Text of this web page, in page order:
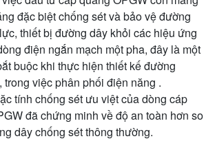
đặc biệt chống sét và bảo vệ đường
thiết bị đường dây khỏi các hiệu ứng
điện ngắn mạch một pha, đây là một
buộc khi thực hiện thiết kế đường
trong việc phân phối điện năng .
tính chống sét ưu việt của dòng cáp
đã chứng minh về độ an toàn hơn so
dây chống sét thông thường.